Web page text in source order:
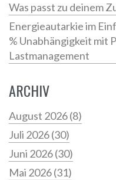
Was passt zu deinem
Energieautarkie im
% Unabhängigkeit mit
Lastmanagement
ARCHIV
August 2026(8)
Juli 2026(30)
Juni 2026(30)
Mai 2026(31)